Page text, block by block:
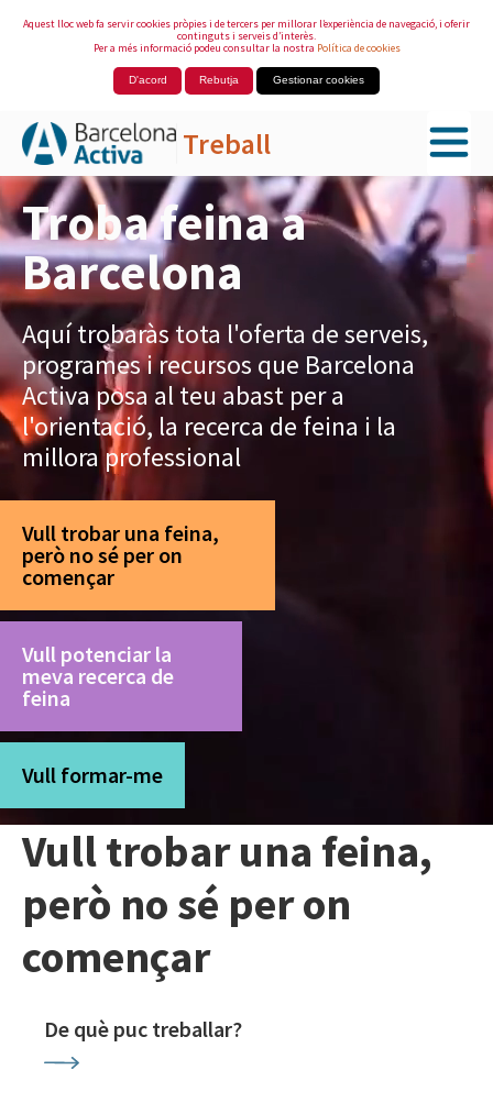
Aquest lloc web fa servir cookies pròpies i de tercers per millorar l’experiència de navegació, i oferir
continguts i serveis d’interès.
Per a més informació podeu consultar la nostra Política de cookies
D'acord Rebutja Gestionar cookies
Treball
Salta al contingut principal
Troba feina a
Barcelona
Aquí trobaràs tota l'oferta de serveis,
programes i recursos que Barcelona
Activa posa al teu abast per a
l'orientació, la recerca de feina i la
millora professional
Vull trobar una feina,
però no sé per on
començar
Vull potenciar la
meva recerca de
feina
Vull formar-me
Vull trobar una feina,
però no sé per on
començar
De què puc treballar?